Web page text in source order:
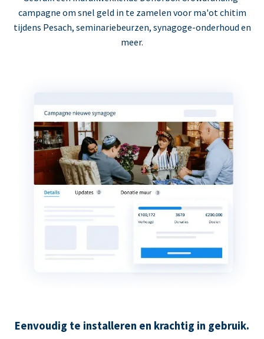
campagne om snel geld in te zamelen voor ma'ot chitim
tijdens Pesach, seminariebeurzen, synagoge-onderhoud en
meer.
Eenvoudig te installeren en krachtig in gebruik.